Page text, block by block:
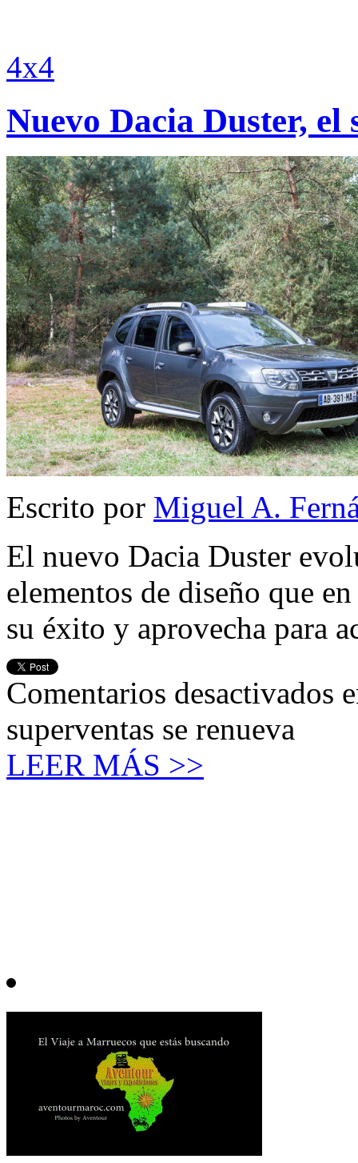
4x4
Nuevo Dacia Duster, el
Escrito por Miguel A.
El nuevo Dacia Duster
elementos de diseño que
su éxito y aprovecha para
Comentarios desactivados
superventas se renueva
LEER MÁS >>